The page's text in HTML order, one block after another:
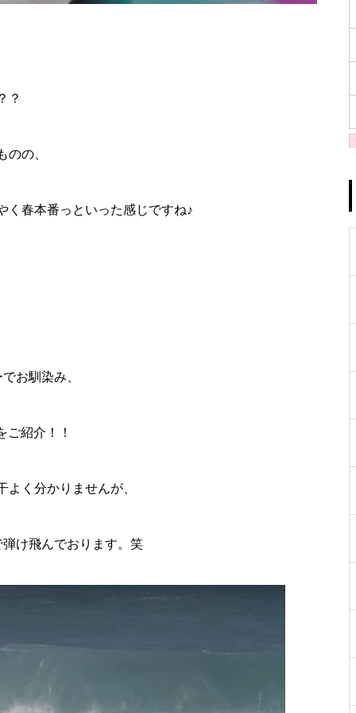
？
の、
く春本番っといった感じですね♪
お馴染み、
紹介！！
く分かりませんが、
け飛んでおります。笑